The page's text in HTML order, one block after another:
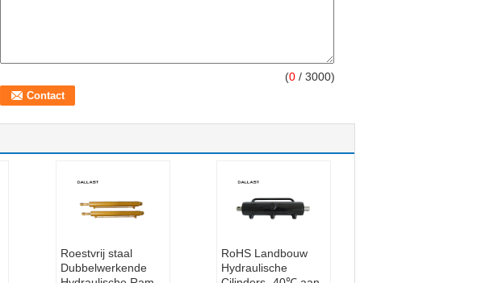
(0 / 3000)
Roestvrij staal
Dubbelwerkende
RoHS Landbouw
Hydraulische